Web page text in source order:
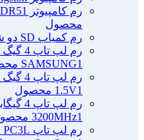
رم کامپیوتر RAM CRUCIAL 8GB 4800 DDR5
1
محصول
رم کمیاب SD دو شیار 256MB
SAMSUNG1 محصول
1.5V1 محصول
3200MHz1 محصول